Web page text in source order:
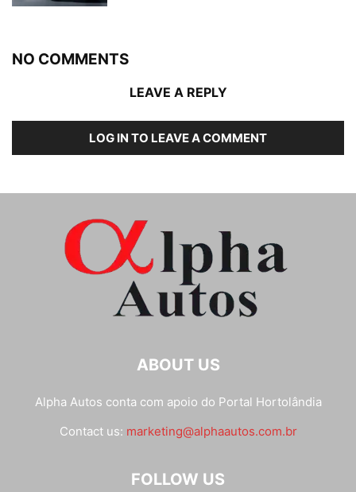
NO COMMENTS
LEAVE A REPLY
LOG IN TO LEAVE A COMMENT
ABOUT US
Alpha Autos conta com apoio do Portal Hortolândia
Contact us: marketing@alphaautos.com.br
FOLLOW US